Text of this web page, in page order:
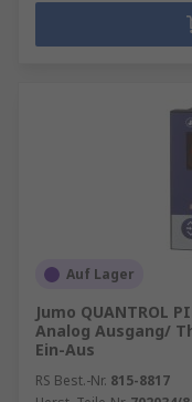
Auf Lager
Jumo QUANTROL
Analog Ausgang/
Ein-Aus
RS Best.-Nr. 815-8817